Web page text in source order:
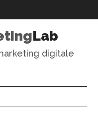
Lab
digitale